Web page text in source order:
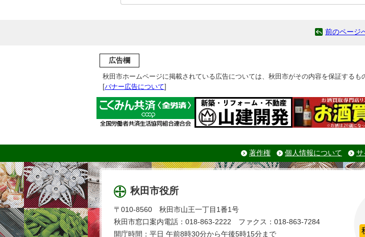
前のページ
広告欄
秋田市ホームページに掲載されている広告については、秋田市がその内容を保証するも
[バナー広告について]
著作権 個人情報について サ
秋田市役所
〒010-8560 秋田市山王一丁目1番1号
秋田市窓口案内電話：018-863-2222 ファクス：018-863-7284
開庁時間：平日 午前8時30分から午後5時15分まで